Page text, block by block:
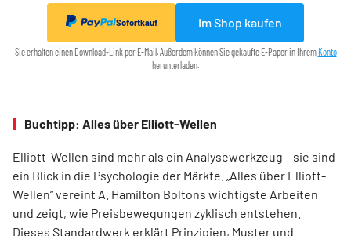
Sofortkauf Im Shop kaufen
Sie erhalten einen Download-Link per E-Mail. Außerdem können Sie gekaufte E-Paper in Ihrem Konto
herunterladen.
Buchtipp: Alles über Elliott-Wellen
Elliott-Wellen sind mehr als ein Analysewerkzeug – sie sind
ein Blick in die Psychologie der Märkte. „Alles über Elliott-
Wellen“ vereint A. Hamilton Boltons wichtigste Arbeiten
und zeigt, wie Preisbewegungen zyklisch entstehen.
Dieses Standardwerk erklärt Prinzipien, Muster und